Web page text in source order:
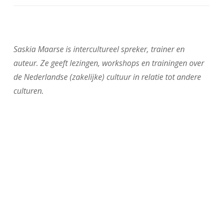
Saskia Maarse is intercultureel spreker, trainer en
auteur. Ze geeft lezingen, workshops en trainingen over
de Nederlandse (zakelijke) cultuur in relatie tot andere
culturen.